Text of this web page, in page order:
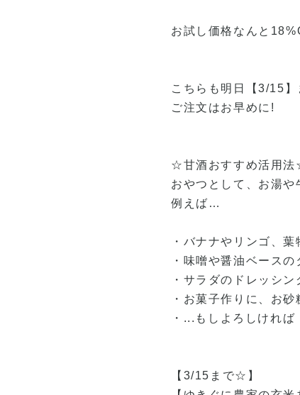
お試し価格なんと
こちらも明日【3/15
ご注文はお早めに!
☆甘酒おすすめ活用
おやつとして、お湯や
例えば…
・バナナやリンゴ、
・味噌や醤油ベース
・サラダのドレッシン
・お菓子作りに、お
・...もしよろしけれ
【3/15まで☆】